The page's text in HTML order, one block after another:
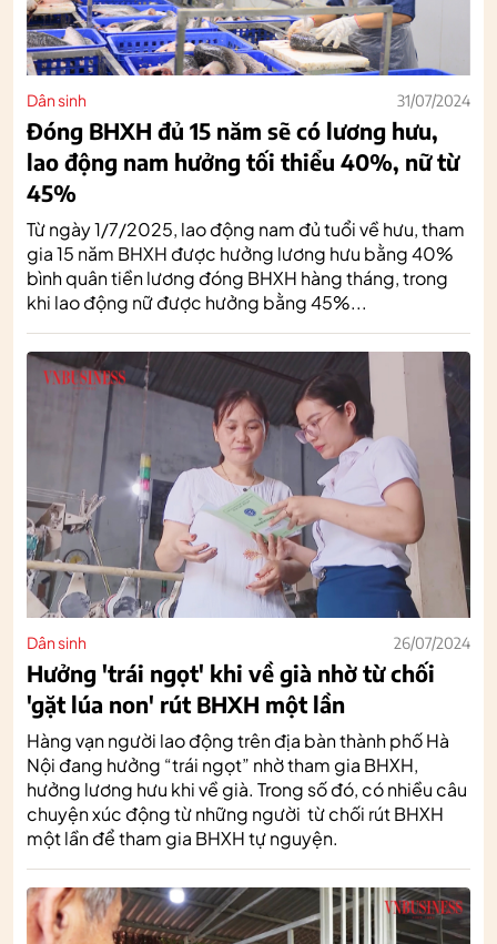
Dân sinh 31/07/2024
Đóng BHXH đủ 15 năm sẽ có lương hưu,
lao động nam hưởng tối thiểu 40%, nữ từ
45%
Từ ngày 1/7/2025, lao động nam đủ tuổi về hưu, tham
gia 15 năm BHXH được hưởng lương hưu bằng 40%
bình quân tiền lương đóng BHXH hàng tháng, trong
khi lao động nữ được hưởng bằng 45%...
Dân sinh 26/07/2024
Hưởng 'trái ngọt' khi về già nhờ từ chối
'gặt lúa non' rút BHXH một lần
Hàng vạn người lao động trên địa bàn thành phố Hà
Nội đang hưởng “trái ngọt” nhờ tham gia BHXH,
hưởng lương hưu khi về già. Trong số đó, có nhiều câu
chuyện xúc động từ những người từ chối rút BHXH
một lần để tham gia BHXH tự nguyện.